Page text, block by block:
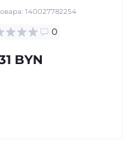
140027782254
0
BYN